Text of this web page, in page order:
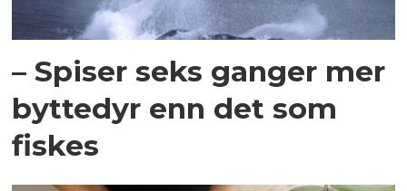
– Spiser seks ganger mer
byttedyr enn det som
fiskes